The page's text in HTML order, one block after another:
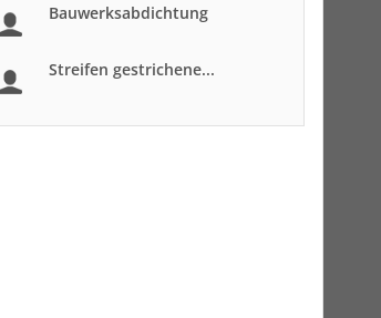
Bauwerksabdichtung
Streifen gestrichene...